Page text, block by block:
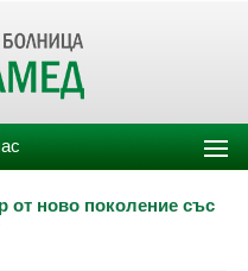
от ново поколение със